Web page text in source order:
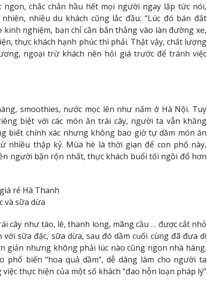
chắc chắn hầu hết mọi người ngay lập tức nói,
nhiều du khách cũng lắc đầu: “Lúc đó bán đắt
kinh nghiệm, bạn chỉ cần bắn thẳng vào làn đường xe,
thực khách hạnh phúc thì phải. Thật vậy, chất lượng
ngoại trừ khách nên hỏi giá trước để tránh việc
smoothies, nước mọc lên như nấm ở Hà Nội. Tuy
biệt với các món ăn trái cây, người ta vẫn khăng
biết chính xác nhưng không bao giờ tự dầm món ăn
nhiều thập kỷ. Mùa hè là thời gian để con phố này,
người bận rộn nhất, thực khách buổi tối ngồi đổ hơn
rẻ Hà Thanh
và sữa dừa
cây như táo, lê, thanh long, mãng cầu … được cắt nhỏ
sữa đặc, sữa dừa, sau đó dầm cuối cùng đã đưa di
giản nhưng không phải lúc nào cũng ngon nhà hàng.
biến “hoa quả dầm”, dễ dàng làm cho người ta
thực hiện của một số khách “đao hỗn loạn pháp lý”